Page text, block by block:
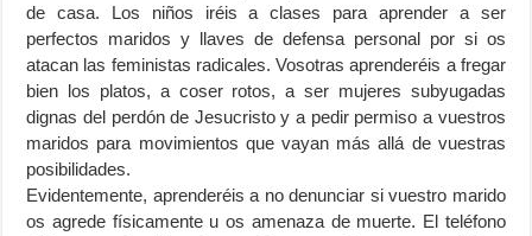
de casa. Los niños iréis a clases para aprender a ser
perfectos maridos y llaves de defensa personal por si os
atacan las feministas radicales. Vosotras aprenderéis a fregar
bien los platos, a coser rotos, a ser mujeres subyugadas
dignas del perdón de Jesucristo y a pedir permiso a vuestros
maridos para movimientos que vayan más allá de vuestras
posibilidades.
Evidentemente, aprenderéis a no denunciar si vuestro marido
os agrede físicamente u os amenaza de muerte. El teléfono